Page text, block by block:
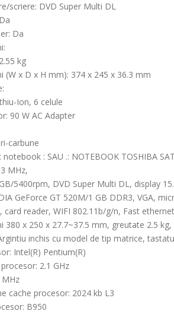
scriere: DVD Super Multi DL
Da
kg
(W x D x H mm): 374 x 245 x 36.3 mm
Ion, 6 celule
90 W AC Adapter
carbune
notebook : SAU .: NOTEBOOK TOSHIBA
MHz,
5400rpm, DVD Super Multi DL, display
GeForce GT 520M/1 GB DDR3, VGA,
card reader, WIFI 802.11b/g/n, Fast
380 x 250 x 27.7~37.5 mm, greutate 2.5 kg,
inchis cu model de tip matrice,
Intel(R) Pentium(R)
2.1 GHz
MHz
cache procesor: 2024 kb L3
B950